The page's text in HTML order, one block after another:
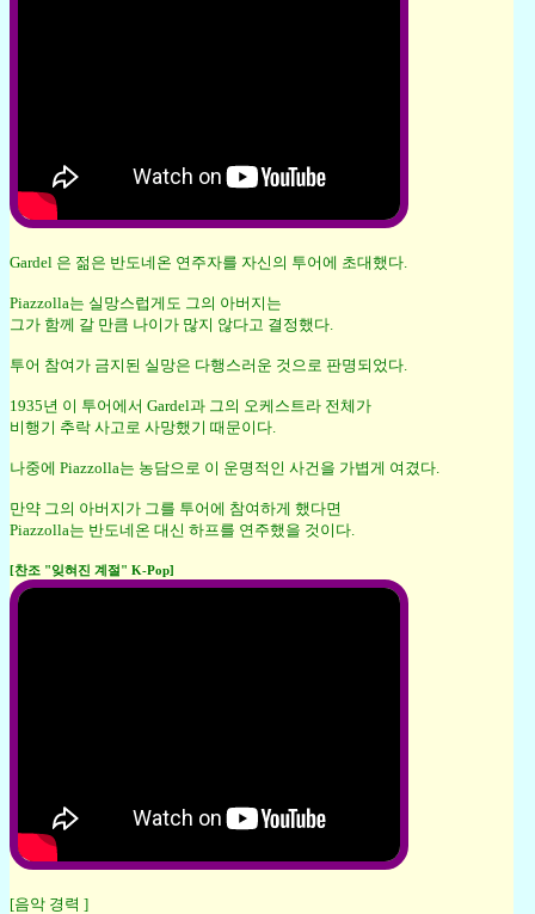
Gardel 은 젊은 반도네온 연주자를 자신의 투어에 초대했다.
Piazzolla는 실망스럽게도 그의 아버지는
그가 함께 갈 만큼 나이가 많지 않다고 결정했다.
투어 참여가 금지된 실망은 다행스러운 것으로 판명되었다.
1935년 이 투어에서 Gardel과 그의 오케스트라 전체가
비행기 추락 사고로 사망했기 때문이다.
나중에 Piazzolla는 농담으로 이 운명적인 사건을 가볍게 여겼다.
만약 그의 아버지가 그를 투어에 참여하게 했다면
Piazzolla는 반도네온 대신 하프를 연주했을 것이다.
[찬조 "잊혀진 계절" K-Pop]
[음악 경력 ]